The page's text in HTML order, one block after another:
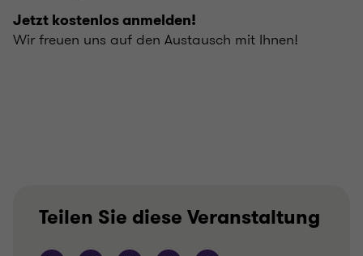
Jetzt kostenlos anmelden!
Wir freuen uns auf den Austausch mit Ihnen!
Teilen Sie diese Veranstaltung